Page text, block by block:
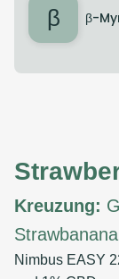
β β-
Kreuzung:
Strawbanana
Nimbus EASY